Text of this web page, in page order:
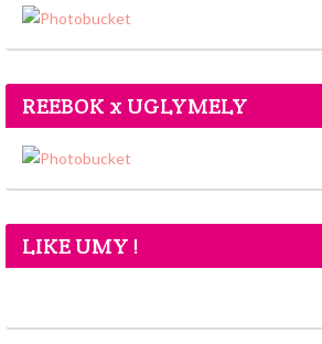
REEBOK x UGLYMELY
LIKE UMY !